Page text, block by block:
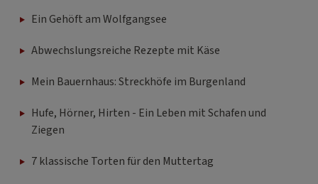
Ein Gehöft am Wolfgangsee
Abwechslungsreiche Rezepte mit Käse
Mein Bauernhaus: Streckhöfe im Burgenland
Hufe, Hörner, Hirten - Ein Leben mit Schafen und
Ziegen
7 klassische Torten für den Muttertag